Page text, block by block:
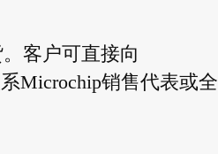
客户可直接向
Microchip销售代表或全